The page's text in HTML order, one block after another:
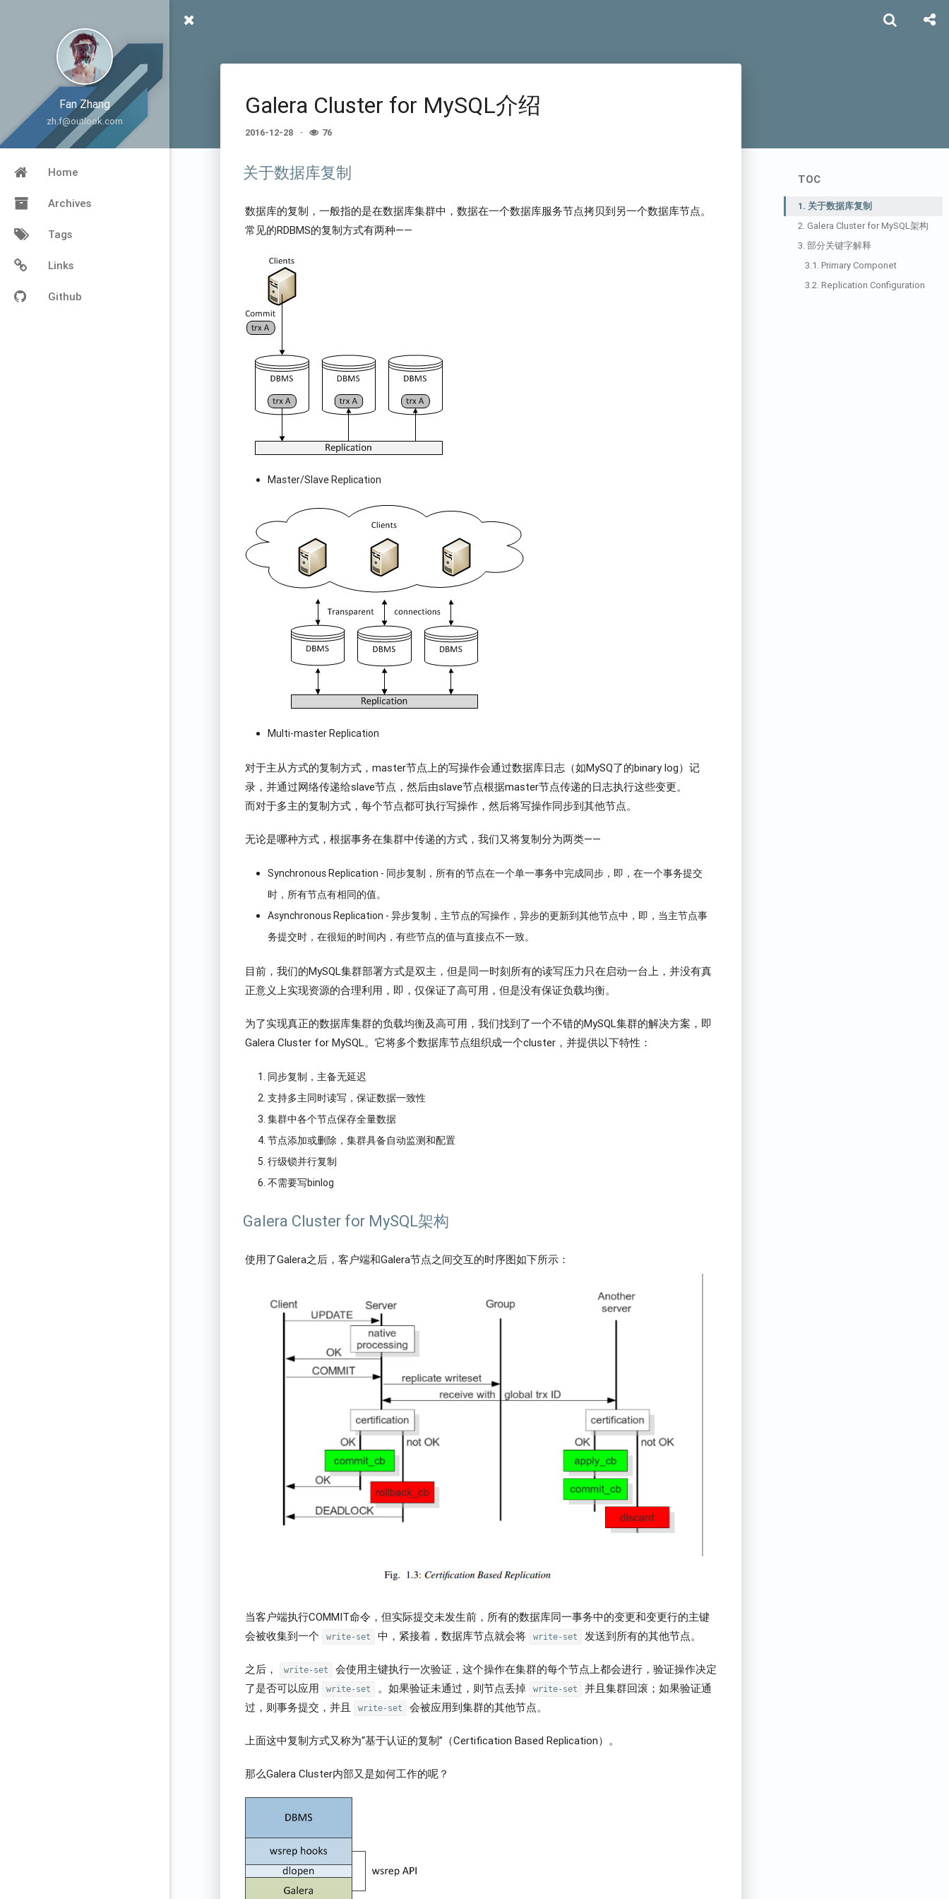
Fan Zhang
zh.f@outlook.com
Home
Archives
Tags
Links
Github
TOC
1. 关于数据库复制
2.Galera Cluster for MySQL架构
3.部分关键字解释
3.1.Primary Componet
3.2.Replication Configuration
Galera Cluster for MySQL介绍
2016-12-28 76
关于数据库复制
数据库的复制，一般指的是在数据库集群中，数据在一个数据库服务节点拷贝到另一个数据库节点。
常见的RDBMS的复制方式有两种——
Master/Slave Replication
Multi-master Replication
对于主从方式的复制方式，master节点上的写操作会通过数据库日志（如MySQ了的binary log）记
录，并通过网络传递给slave节点，然后由slave节点根据master节点传递的日志执行这些变更。
而对于多主的复制方式，每个节点都可执行写操作，然后将写操作同步到其他节点。
无论是哪种方式，根据事务在集群中传递的方式，我们又将复制分为两类——
Synchronous Replication - 同步复制，所有的节点在一个单一事务中完成同步，即，在一个事务提交
时，所有节点有相同的值。
Asynchronous Replication - 异步复制，主节点的写操作，异步的更新到其他节点中，即，当主节点事
务提交时，在很短的时间内，有些节点的值与直接点不一致。
目前，我们的MySQL集群部署方式是双主，但是同一时刻所有的读写压力只在启动一台上，并没有真
正意义上实现资源的合理利用，即，仅保证了高可用，但是没有保证负载均衡。
为了实现真正的数据库集群的负载均衡及高可用，我们找到了一个不错的MySQL集群的解决方案，即
Galera Cluster for MySQL。它将多个数据库节点组织成一个cluster，并提供以下特性：
同步复制，主备无延迟
支持多主同时读写，保证数据一致性
集群中各个节点保存全量数据
节点添加或删除，集群具备自动监测和配置
行级锁并行复制
不需要写binlog
Galera Cluster for MySQL架构
使用了Galera之后，客户端和Galera节点之间交互的时序图如下所示：
当客户端执行COMMIT命令，但实际提交未发生前，所有的数据库同一事务中的变更和变更行的主键
会被收集到一个
write-set 中，紧接着，数据库节点就会将 write-set 发送到所有的其他节点。
之后， write-set
会使用主键执行一次验证，这个操作在集群的每个节点上都会进行，验证操作决定
了是否可以应用
write-set 。如果验证未通过，则节点丢掉 write-set
并且集群回滚；如果验证通
过，则事务提交，并且
write-set 会被应用到集群的其他节点。
上面这中复制方式又称为“基于认证的复制”（Certification Based Replication）。
那么Galera Cluster内部又是如何工作的呢？